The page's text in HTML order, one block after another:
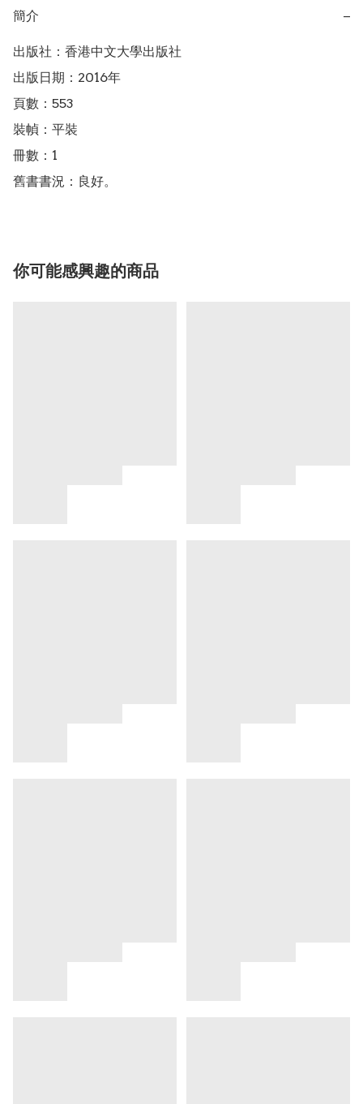
簡介 −
出版社：香港中文大學出版社
出版日期：2016年
頁數：553
裝幀：平裝
冊數：1
舊書書況：良好。
你可能感興趣的商品